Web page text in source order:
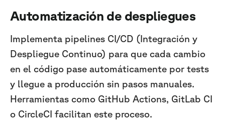
Automatización de despliegues
Implementa pipelines CI/CD (Integración y
Despliegue Continuo) para que cada cambio
en el código pase automáticamente por tests
y llegue a producción sin pasos manuales.
Herramientas como GitHub Actions, GitLab CI
o CircleCI facilitan este proceso.